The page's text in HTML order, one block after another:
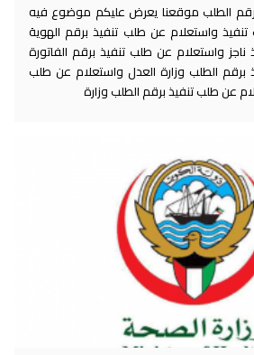
الطلب موقعنا يعرض عليكم موضوع فيه
واستعلام عن طلب تنفيذ برقم الهوية
واستعلام عن طلب تنفيذ برقم الفاتورة
الطلب وزارة العدل واستعلام عن طلب
عن طلب تنفيذ برقم الطلب وزارة